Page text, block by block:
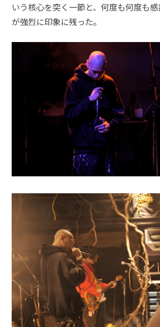
いう核心を突く一節と、何度も何度も
が強烈に印象に残った。